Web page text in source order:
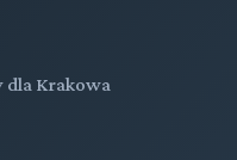
dla Krakowa